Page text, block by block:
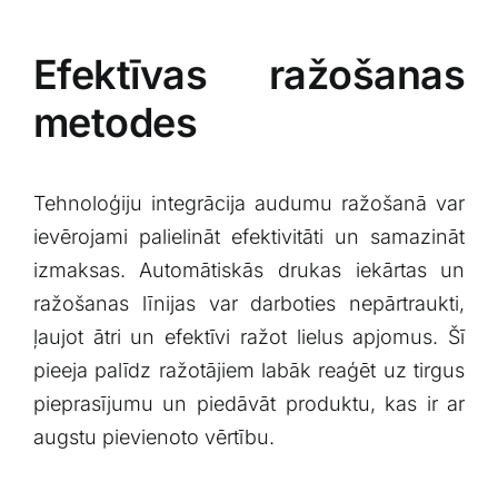
Efektīvas ražošanas​
metodes
Tehnoloģiju integrācija audumu ražošanā var
ievērojami palielināt efektivitāti un samazināt
izmaksas. Automātiskās drukas iekārtas un
ražošanas līnijas var darboties⁣ nepārtraukti,
ļaujot ātri un efektīvi ražot ​lielus apjomus. Šī
pieeja palīdz ražotājiem labāk reaģēt uz tirgus
pieprasījumu un piedāvāt‌ produktu,⁣ kas ir ar
augstu pievienoto vērtību.